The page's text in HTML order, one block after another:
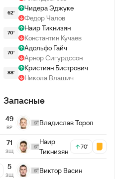
62'
Чидера Эджуке
Федор Чалов
70'
Наир Тикнизян
Константин Кучаев
70'
Адольфо Гайч
Арнор Сигурдссон
88'
Кристиян Бистрович
Никола Влашич
Запасные
49
ВР
Владислав Тороп
71
ЗЩ
Наир
Тикнизян
70'
5
ЗЩ
Виктор Васин